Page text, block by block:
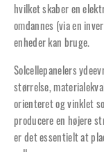
hvilket skaber en
omdannes (via en
enheder kan bruge.
Solcellepanelers
størrelse,
orienteret og vinklet
producere en højere
er det essentielt at